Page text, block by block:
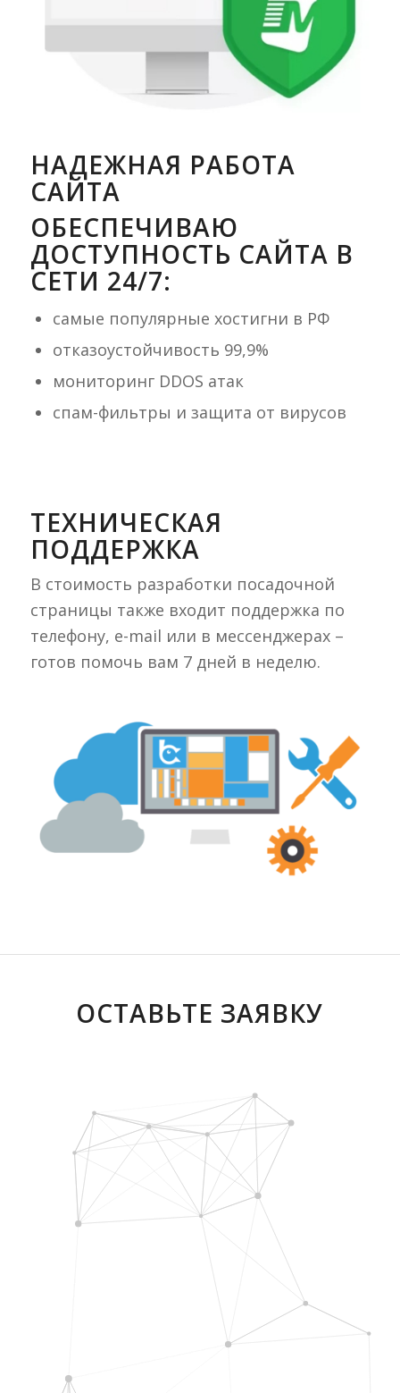
НАДЕЖНАЯ РАБОТА
САЙТА
ОБЕСПЕЧИВАЮ
ДОСТУПНОСТЬ САЙТА В
СЕТИ 24/7:
самые популярные хостигни в РФ
отказоустойчивость 99,9%
мониторинг DDOS атак
спам-фильтры и защита от вирусов
ТЕХНИЧЕСКАЯ
ПОДДЕРЖКА
В стоимость разработки посадочной
страницы также входит поддержка по
телефону, e-mail или в мессенджерах –
готов помочь вам 7 дней в неделю.
ОСТАВЬТЕ ЗАЯВКУ